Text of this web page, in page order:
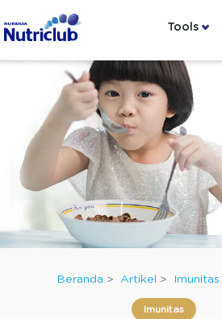
Tools
Beranda Artikel Imunitas
Imunitas